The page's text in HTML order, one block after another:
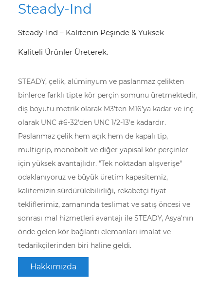
Steady-Ind
Steady-Ind – Kalitenin Peşinde & Yüksek
Kaliteli Ürünler Üreterek.
STEADY, çelik, alüminyum ve paslanmaz çelikten
binlerce farklı tipte kör perçin somunu üretmektedir,
diş boyutu metrik olarak M3’ten M16'ya kadar ve inç
olarak UNC #6-32'den UNC 1/2-13'e kadardır.
Paslanmaz çelik hem açık hem de kapalı tip,
multigrip, monobolt ve diğer yapısal kör perçinler
için yüksek avantajlıdır. "Tek noktadan alışverişe"
odaklanıyoruz ve büyük üretim kapasitemiz,
kalitemizin sürdürülebilirliği, rekabetçi fiyat
tekliflerimiz, zamanında teslimat ve satış öncesi ve
sonrası mal hizmetleri avantajı ile STEADY, Asya'nın
önde gelen kör bağlantı elemanları imalat ve
tedarikçilerinden biri haline geldi.
Hakkımızda